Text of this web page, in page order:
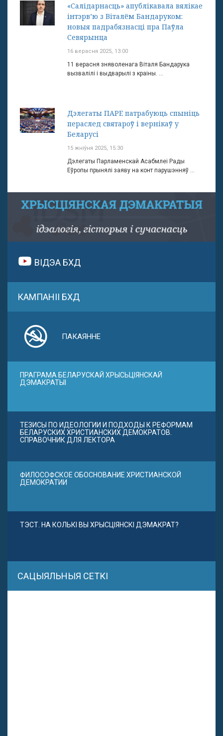
«Салідарнасць» апублікавала вялікае
інтэрв’ю з Віталём Бандаруком:
новыя падрабязнасці пра Паўла
Севярынца
16 верасня 2025, 13:00
11 верасня зняволенага Віталя Бандарука
вызвалілі і выдварылі з краіны. ...
Дэлегаты ПАРЕ патрабуюць спыніць
пераслед святароў і вернікаў у
Беларусі
15 жніўня 2025, 15:30
Дэлегаты Парламенскай Асабмлеі Рады
Еўропы прынялі заяву на конт парушэнняў ...
ВІДЭА БХД
КАМПАНІІ БХД
ПАКАЯННЕ
ПРАГРАМА БЕЛАРУСКАЙ ХРЫСЬЦІЯНСКАЙ
ДЭМАКРАТЫІ
ТЕЗИСЫ ПО ИДЕОЛОГИИ И ПОДХОДЫ К РЕФОРМАМ
БЕЛАРУСКИХ ХРИСТИАНСКИХ ДЕМОКРАТОВ.
СПРАВОЧНИК ДЛЯ ЛЕКТОРА
ФИЛОСОФСКОЕ ОБОСНОВАНИЕ ХРИСТИАНСКОЙ
ДЕМОКРАТИИ
ТЭСТ. НА КОЛЬКІ ВЫ ХРЫСЦІЯНСКІ ДЭМАКРАТ?
САЦЫЯЛЬНЫЯ СЕТКІ